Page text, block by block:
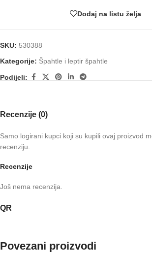
Dodaj na listu želja
SKU: 530388
Kategorije: Špahtle i leptir špahtle
Podijeli:
Recenzije (0)
Recenzije
Još nema recenzija.
Samo logirani kupci koji su kupili ovaj proizvod
recenziju.
QR
Povezani proizvodi